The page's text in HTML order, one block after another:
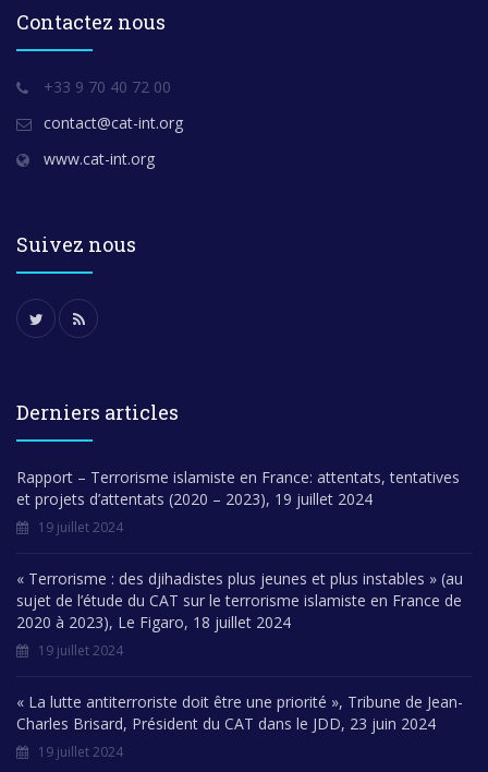
Contactez nous
+33 9 70 40 72 00
contact@cat-int.org
www.cat-int.org
Suivez nous
Derniers articles
Rapport – Terrorisme islamiste en France: attentats, tentatives
et projets d’attentats (2020 – 2023), 19 juillet 2024
19 juillet 2024
« Terrorisme : des djihadistes plus jeunes et plus instables » (au
sujet de l’étude du CAT sur le terrorisme islamiste en France de
2020 à 2023), Le Figaro, 18 juillet 2024
19 juillet 2024
« La lutte antiterroriste doit être une priorité », Tribune de Jean-
Charles Brisard, Président du CAT dans le JDD, 23 juin 2024
19 juillet 2024